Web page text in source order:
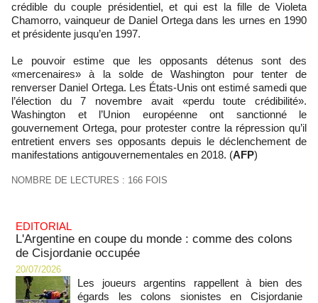
crédible du couple présidentiel, et qui est la fille de Violeta
Chamorro, vainqueur de Daniel Ortega dans les urnes en 1990
et présidente jusqu’en 1997.
Le pouvoir estime que les opposants détenus sont des
«mercenaires» à la solde de Washington pour tenter de
renverser Daniel Ortega. Les États-Unis ont estimé samedi que
l’élection du 7 novembre avait «perdu toute crédibilité».
Washington et l’Union européenne ont sanctionné le
gouvernement Ortega, pour protester contre la répression qu’il
entretient envers ses opposants depuis le déclenchement de
manifestations antigouvernementales en 2018. (AFP)
NOMBRE DE LECTURES : 166 FOIS
EDITORIAL
L'Argentine en coupe du monde : comme des colons
de Cisjordanie occupée
20/07/2026
Les joueurs argentins rappellent à bien des
égards les colons sionistes en Cisjordanie